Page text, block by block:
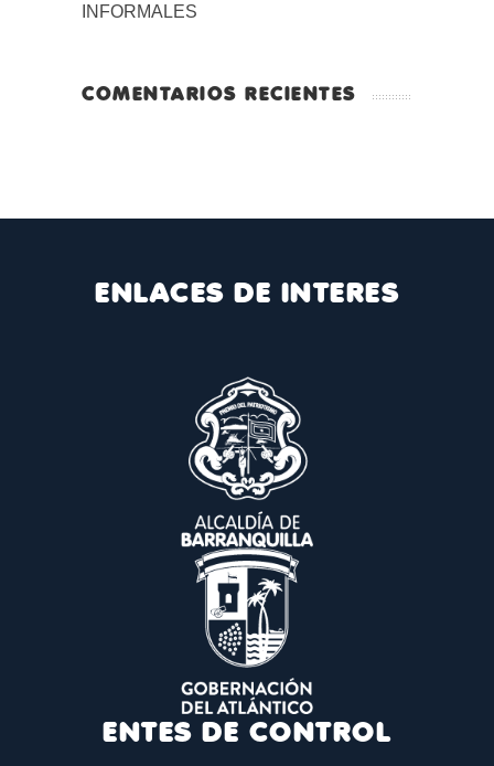
INFORMALES
COMENTARIOS RECIENTES
ENLACES DE INTERES
ENTES DE CONTROL